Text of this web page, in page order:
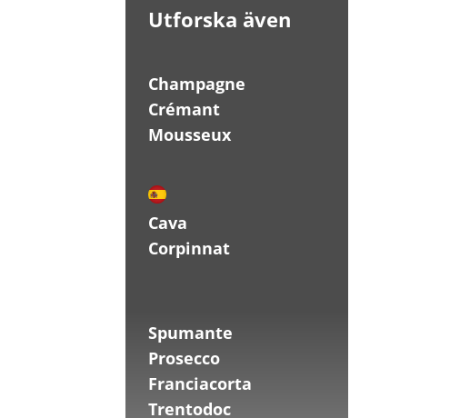
Utforska även
Champagne
Crémant
Mousseux
Cava
Corpinnat
Spumante
Prosecco
Franciacorta
Trentodoc